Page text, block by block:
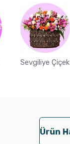
Sevgiliye Çiçek
Ürün